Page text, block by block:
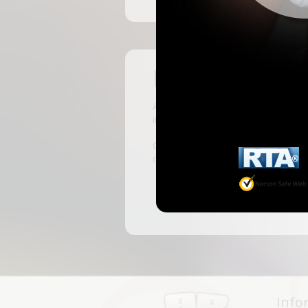
Pas encore
ABKingdom est le site français de
inscrivant, vous pourrez accéder
C'est rapide et gratuit, des milliers
discussions, faire des rencontres,